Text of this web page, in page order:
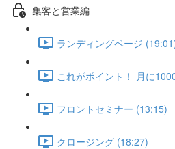
集客と営業編
ランディングページ
これがポイント！ 月に
フロントセミナー (13:15)
クロージング (18:27)